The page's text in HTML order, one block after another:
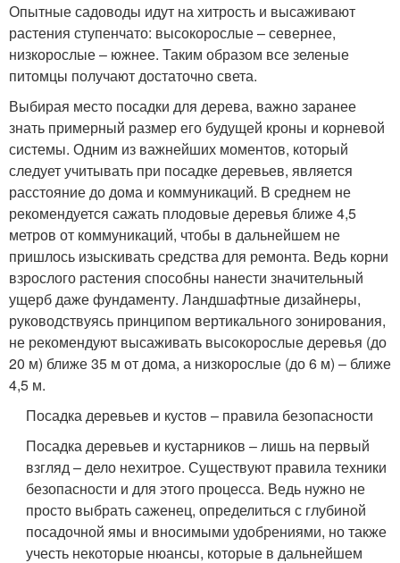
Опытные садоводы идут на хитрость и высаживают
растения ступенчато: высокорослые – севернее,
низкорослые – южнее. Таким образом все зеленые
питомцы получают достаточно света.
Выбирая место посадки для дерева, важно заранее
знать примерный размер его будущей кроны и корневой
системы. Одним из важнейших моментов, который
следует учитывать при посадке деревьев, является
расстояние до дома и коммуникаций. В среднем не
рекомендуется сажать плодовые деревья ближе 4,5
метров от коммуникаций, чтобы в дальнейшем не
пришлось изыскивать средства для ремонта. Ведь корни
взрослого растения способны нанести значительный
ущерб даже фундаменту. Ландшафтные дизайнеры,
руководствуясь принципом вертикального зонирования,
не рекомендуют высаживать высокорослые деревья (до
20 м) ближе 35 м от дома, а низкорослые (до 6 м) – ближе
4,5 м.
Посадка деревьев и кустов – правила безопасности
Посадка деревьев и кустарников – лишь на первый
взгляд – дело нехитрое. Существуют правила техники
безопасности и для этого процесса. Ведь нужно не
просто выбрать саженец, определиться с глубиной
посадочной ямы и вносимыми удобрениями, но также
учесть некоторые нюансы, которые в дальнейшем